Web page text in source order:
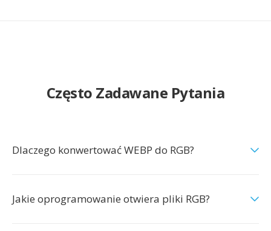
Często Zadawane Pytania
Dlaczego konwertować WEBP do RGB?
Jakie oprogramowanie otwiera pliki RGB?